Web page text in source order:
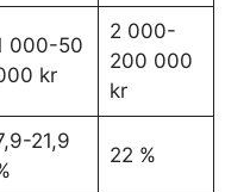
000-50
kr
2 000-
200 000
kr
21,9
22 %